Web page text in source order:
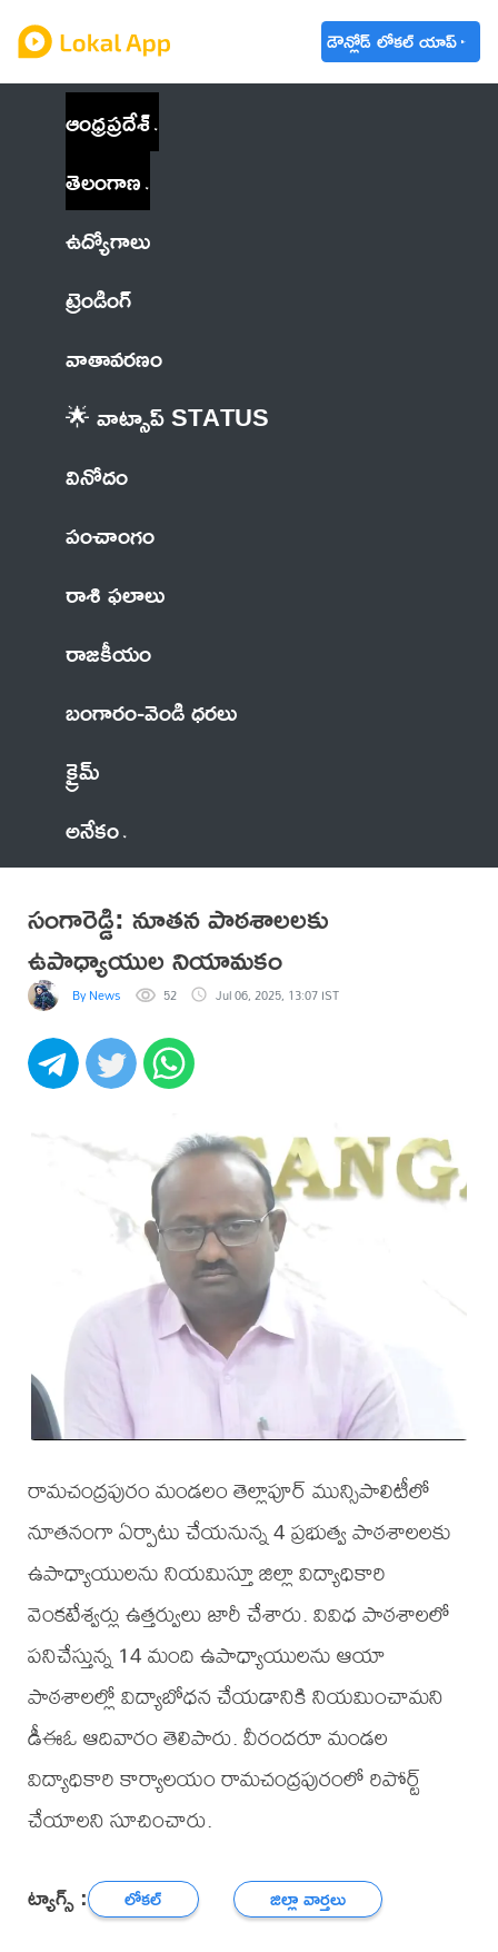
డౌన్లోడ్ లోకల్ యాప్
ఆంధ్రప్రదేశ్
తెలంగాణ
ఉద్యోగాలు
ట్రెండింగ్
వాతావరణం
🌟 వాట్సాప్ STATUS
వినోదం
పంచాంగం
రాశి ఫలాలు
రాజకీయం
బంగారం-వెండి ధరలు
క్రైమ్
అనేకం
సంగారెడ్డి: నూతన పాఠశాలలకు
ఉపాధ్యాయుల నియామకం
By News 52 Jul 06, 2025, 13:07 IST
రామచంద్రపురం మండలం తెల్లాపూర్ మున్సిపాలిటీలో
నూతనంగా ఏర్పాటు చేయనున్న 4 ప్రభుత్వ పాఠశాలలకు
ఉపాధ్యాయులను నియమిస్తూ జిల్లా విద్యాధికారి
వెంకటేశ్వర్లు ఉత్తర్వులు జారీ చేశారు. వివిధ పాఠశాలలో
పనిచేస్తున్న 14 మంది ఉపాధ్యాయులను ఆయా
పాఠశాలల్లో విద్యాబోధన చేయడానికి నియమించామని
డీఈఓ ఆదివారం తెలిపారు. వీరందరూ మండల
విద్యాధికారి కార్యాలయం రామచంద్రపురంలో రిపోర్ట్
చేయాలని సూచించారు.
ట్యాగ్స్ : లోకల్ జిల్లా వార్తలు